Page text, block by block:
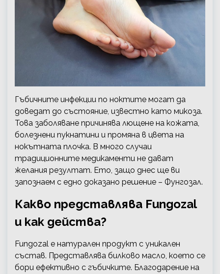
Гъбичните инфекции по ноктите могат да
доведат до състояние, известно като микоза.
Това заболяване причинява лющене на кожата,
болезнени пукнатини и промяна в цвета на
нокътната плочка. В много случаи
традиционните медикаменти не дават
желания резултат. Ето, защо днес ще ви
запознаем с едно доказано решение – Фунгозал.
Какво представлява Fungozal
и как действа?
Fungozal е натурален продукт с уникален
състав. Представлява билково масло, което се
бори ефективно с гъбичките. Благодарение на